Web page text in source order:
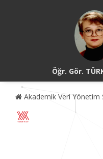
Öğr. Gör.
Akademik Veri Yönetim